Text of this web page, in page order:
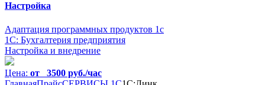
Настройка
Адаптация программных продуктов 1с
1С: Бухгалтерия предприятия
Настройка и внедрение
Цена: от 3500 руб./час